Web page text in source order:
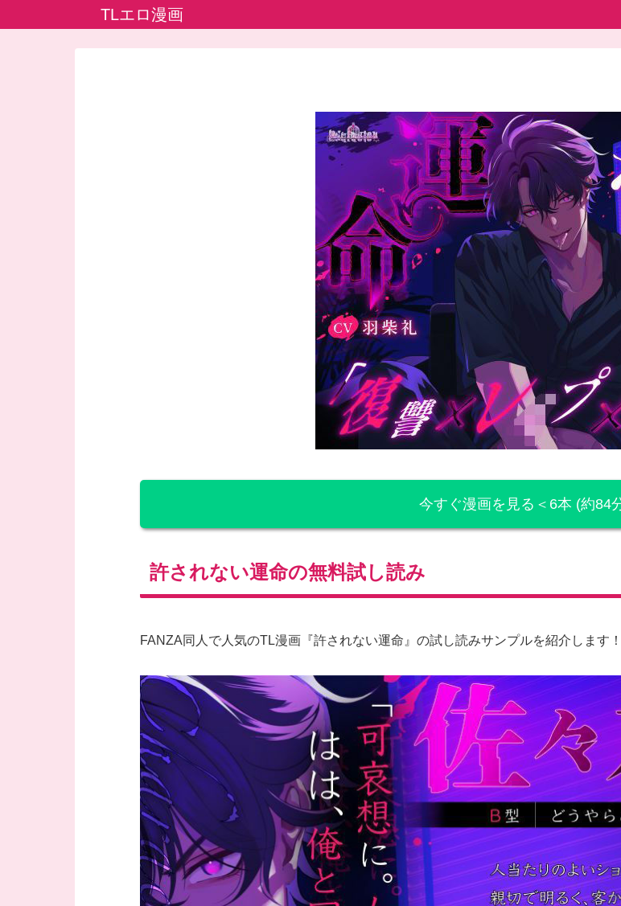
TLエロ漫画
今すぐ漫画を見る＜6本 (約84
許されない運命の無料試し読み
FANZA同人で人気のTL漫画『許されない運命』の試し読みサンプルを紹介します